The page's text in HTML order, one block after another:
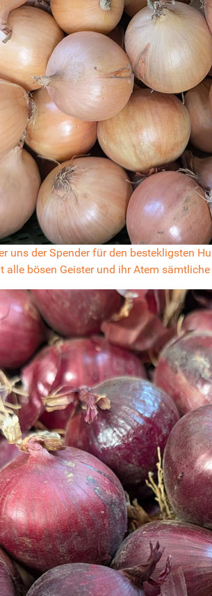
uns der Spender für den bestekligsten
bösen Geister und ihr Atem